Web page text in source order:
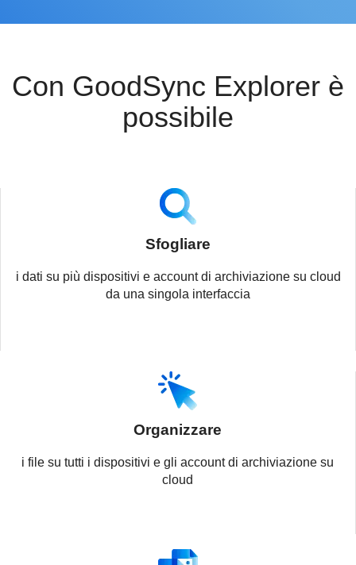
Con GoodSync Explorer è
possibile
Sfogliare
i dati su più dispositivi e account di archiviazione su cloud
da una singola interfaccia
Organizzare
i file su tutti i dispositivi e gli account di archiviazione su
cloud